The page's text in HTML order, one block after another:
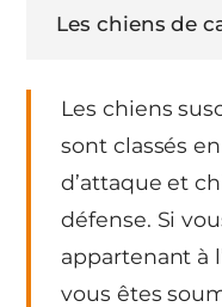
Les chiens
sont classés
d’attaque et
défense. Si
appartenant à
vous êtes
Les chiens de